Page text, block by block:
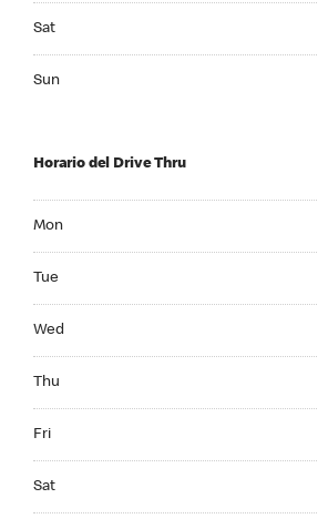
Sat
Sun
Horario del Drive Thru
Mon
Tue
Wed
Thu
Fri
Sat